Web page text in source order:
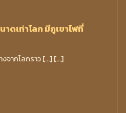
าดเท่าโลก มีภูเขาไฟที่
จากโลกราว [...] [...]